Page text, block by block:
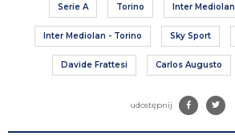
Serie A Torino Inter Mediolan
Inter Mediolan - Torino Sky Sport
Davide Frattesi Carlos Augusto
udostępnij